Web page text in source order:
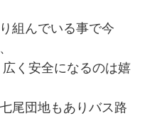
組んでいる事で今
く安全になるのは嬉
尾団地もありバス路